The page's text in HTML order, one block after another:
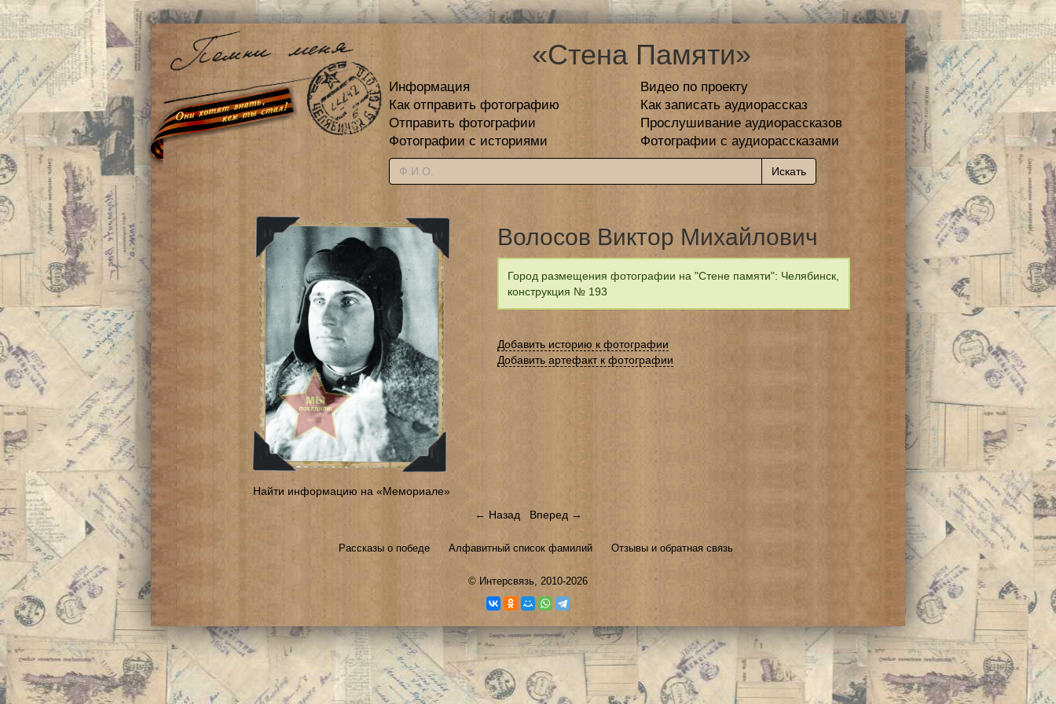
«Стена Памяти»
Информация
Видео по проекту
Как отправить фотографию
Как записать аудиорассказ
Отправить фотографии
Прослушивание аудиорассказов
Фотографии с историями
Фотографии с аудиорассказами
Найти информацию на «Мемориале»
Волосов Виктор Михайлович
Город размещения фотографии на "Стене памяти": Челябинск,
конструкция № 193
Добавить историю к фотографии
Добавить артефакт к фотографии
← Назад Вперед →
Рассказы о победе Алфавитный список фамилий Отзывы и обратная связь
© Интерсвязь, 2010-2026